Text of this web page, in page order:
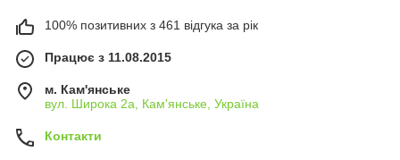
100% позитивних з 461 відгука за рік
Працює з 11.08.2015
м. Кам'янське
вул. Широка 2а, Кам'янське, Україна
Контакти